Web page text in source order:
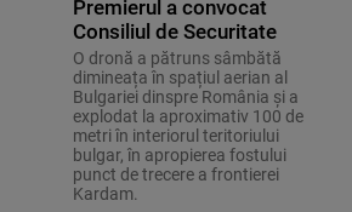
Premierul a convocat
Consiliul de Securitate
O dronă a pătruns sâmbătă
dimineața în spațiul aerian al
Bulgariei dinspre România și a
explodat la aproximativ 100 de
metri în interiorul teritoriului
bulgar, în apropierea fostului
punct de trecere a frontierei
Kardam.